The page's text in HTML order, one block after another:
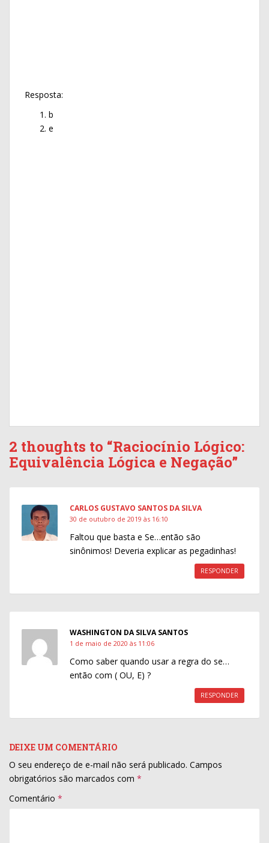
Resposta:
b
e
2 thoughts to “Raciocínio Lógico:
Equivalência Lógica e Negação”
CARLOS GUSTAVO SANTOS DA SILVA
30 de outubro de 2019 às 16:10
Faltou que basta e Se…então são
sinônimos! Deveria explicar as pegadinhas!
RESPONDER
WASHINGTON DA SILVA SANTOS
1 de maio de 2020 às 11:06
Como saber quando usar a regra do se…
então com ( OU, E) ?
RESPONDER
DEIXE UM COMENTÁRIO
O seu endereço de e-mail não será publicado. Campos
obrigatórios são marcados com *
Comentário *